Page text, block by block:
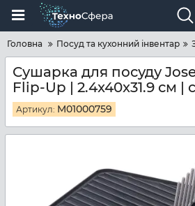
Головна Посуд та кухонний інвентар
Сушарка для посуду
Flip-Up | 2.4x40x31.9 см |
Артикул: M01000759